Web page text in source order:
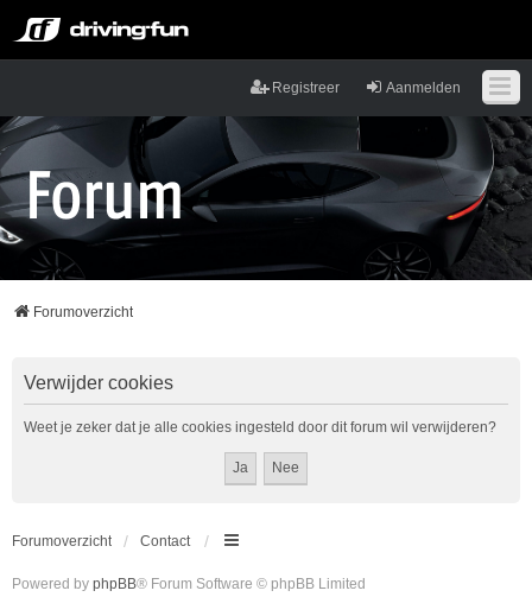
Aanmelden
Registreer
Forumoverzicht
Verwijder cookies
Weet je zeker dat je alle cookies ingesteld door dit forum wil verwijderen?
Forumoverzicht Contact
Powered by phpBB® Forum Software © phpBB Limited